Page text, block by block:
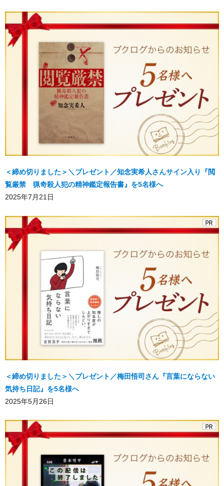
＜締め切りました＞＼プレゼント／知念実希人さんサイン入り『閲
覧厳禁 猟奇殺人犯の精神鑑定報告書』を5名様へ
2025年7月21日
＜締め切りました＞＼プレゼント／梅田悟司さん『言葉にならない
気持ち日記』を5名様へ
2025年5月26日